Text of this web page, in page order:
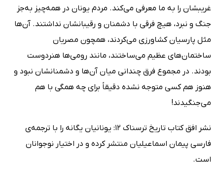
غریبشان را به ما معرفی می‌کند. مردم یونان در همه‌چیز به‌جز
جنگ و نبرد، هیچ فرقی با دشمنان و رقیبانشان نداشتند. آن‌ها
مثل پارسیان کشاورزی می‌کردند، همچون مصریان
ساختمان‌های عظیم می‌ساختند، مانند رومی‌ها هنردوست
بودند. در مجموع فرق چندانی میان آن‌ها و دشمنانشان نبود و
هنوز هم کسی متوجه نشده دقیقاً برای چه همگی با هم
می‌جنگیدند!
نشر افق کتاب تاریخ ترسناک 12: یونانیان یگانه را با ترجمه‌ی
فارسی پیمان اسماعیلیان منتشر کرده و در اختیار نوجوانان
است.